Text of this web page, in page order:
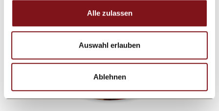
Alle zulassen
Auswahl erlauben
Ablehnen